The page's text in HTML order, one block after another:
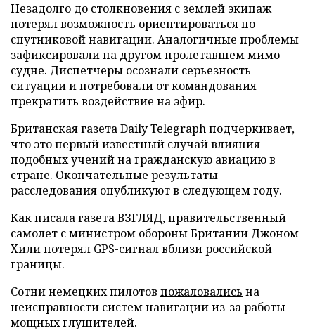
Незадолго до столкновения с землей экипаж
потерял возможность ориентироваться по
спутниковой навигации. Аналогичные проблемы
зафиксировали на другом пролетавшем мимо
судне. Диспетчеры осознали серьезность
ситуации и потребовали от командования
прекратить воздействие на эфир.
Британская газета Daily Telegraph подчеркивает,
что это первый известный случай влияния
подобных учений на гражданскую авиацию в
стране. Окончательные результаты
расследования опубликуют в следующем году.
Как писала газета ВЗГЛЯД, правительственный
самолет с министром обороны Британии Джоном
Хилипотерял GPS-сигнал вблизи российской
границы.
Сотни немецких пилотов пожаловались на
неисправности систем навигации из-за работы
мощных глушителей.